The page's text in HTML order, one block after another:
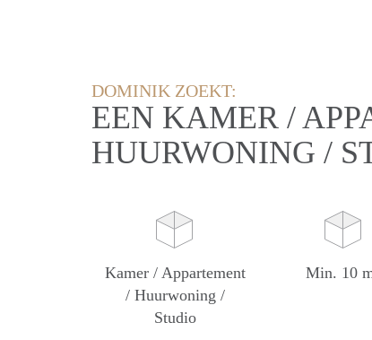
DOMINIK ZOEKT:
EEN KAMER /
HUURWONING /
Kamer / Appartement
/ Huurwoning /
Studio
Min. 10